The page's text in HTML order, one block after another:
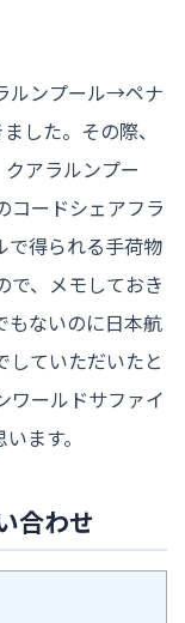
ルンプール→ペナ
した。その際、
アラルンプー
コードシェアフラ
で得られる手荷物
で、メモしておき
もないのに日本航
していただいたと
ワールドサファイ
ます。
合わせ